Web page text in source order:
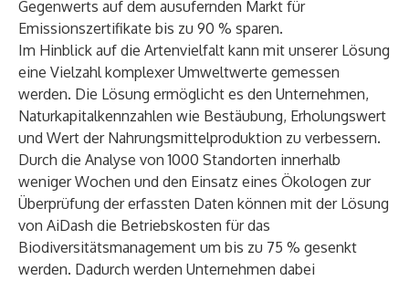
Gegenwerts auf dem ausufernden Markt für
Emissionszertifikate bis zu 90 % sparen.
Im Hinblick auf die Artenvielfalt kann mit unserer Lösung
eine Vielzahl komplexer Umweltwerte gemessen
werden. Die Lösung ermöglicht es den Unternehmen,
Naturkapitalkennzahlen wie Bestäubung, Erholungswert
und Wert der Nahrungsmittelproduktion zu verbessern.
Durch die Analyse von 1000 Standorten innerhalb
weniger Wochen und den Einsatz eines Ökologen zur
Überprüfung der erfassten Daten können mit der Lösung
von AiDash die Betriebskosten für das
Biodiversitätsmanagement um bis zu 75 % gesenkt
werden. Dadurch werden Unternehmen dabei